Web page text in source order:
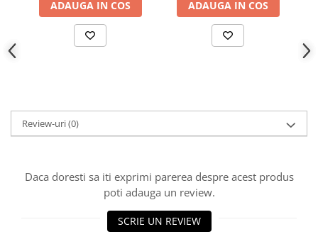
ADAUGA IN COS ADAUGA IN COS
Review-uri(0)
Daca doresti sa iti exprimi parerea despre acest produs
poti adauga un review.
SCRIE UN REVIEW